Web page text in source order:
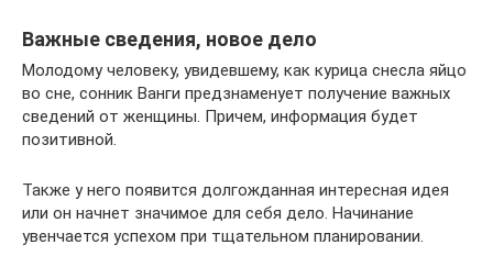
Важные сведения, новое дело
Молодому человеку, увидевшему, как курица снесла яйцо
во сне, сонник Ванги предзнаменует получение важных
сведений от женщины. Причем, информация будет
позитивной.
Также у него появится долгожданная интересная идея
или он начнет значимое для себя дело. Начинание
увенчается успехом при тщательном планировании.